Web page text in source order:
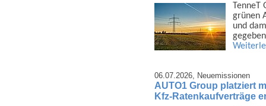
grünen
und
06.07.2026, Neuemissionen
AUTO1 Group platziert
Kfz-Ratenkaufverträge